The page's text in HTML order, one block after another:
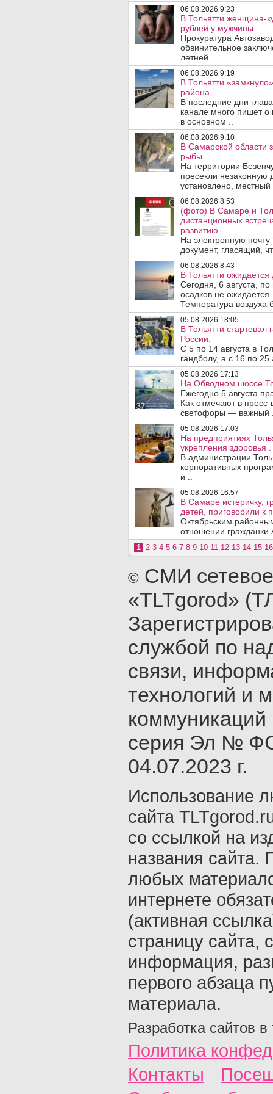
06.08.2026 9:23
В Тольятти женщина-
рублей у мужчины.
Прокуратура
обвинительное
летней ..
06.08.2026 9:19
В Тольятти
района .
В последние дни
канале много пишет о
в основном ..
06.08.2026 9:10
В Самарской области
рыбы .
На территории
пресекли незаконную
установлено, местный
06.08.2026 8:53
(фото) В Самаре и
дистанционных
развитию.
На электронную
документ, гласящий,
06.08.2026 8:43
В Тольятти ожидается
Сегодня, 6 августа,
осадков не
Температура воздуха
05.08.2026 18:05
В Тольятти
России.
С 5 по 14 августа в
гандболу, а с 16 по
05.08.2026 17:13
На Обводном шоссе
Ежегодно 5 августа
Как отмечают в
светофоры — важный
05.08.2026 17:03
На предприятиях
укрепления здоровья .
В администрации
корпоративных
и ..
05.08.2026 16:57
В Самаре истеричку,
детей, приговорили к
Октябрьским
отношении гражданки
1 2 3 4 5 6 7 8 9 10 11 12 13 14 15 16
© СМИ
«TLTgorod»
службой по
связи,
технологий и
серия Эл №
04.07.2023 г.
Использование
сайта
со ссылкой на
названия сайта.
любых
интернете
(активная
страницу сайта,
информация,
первого абзаца
материала.
Разработка сайтов в
Политика
Контакты